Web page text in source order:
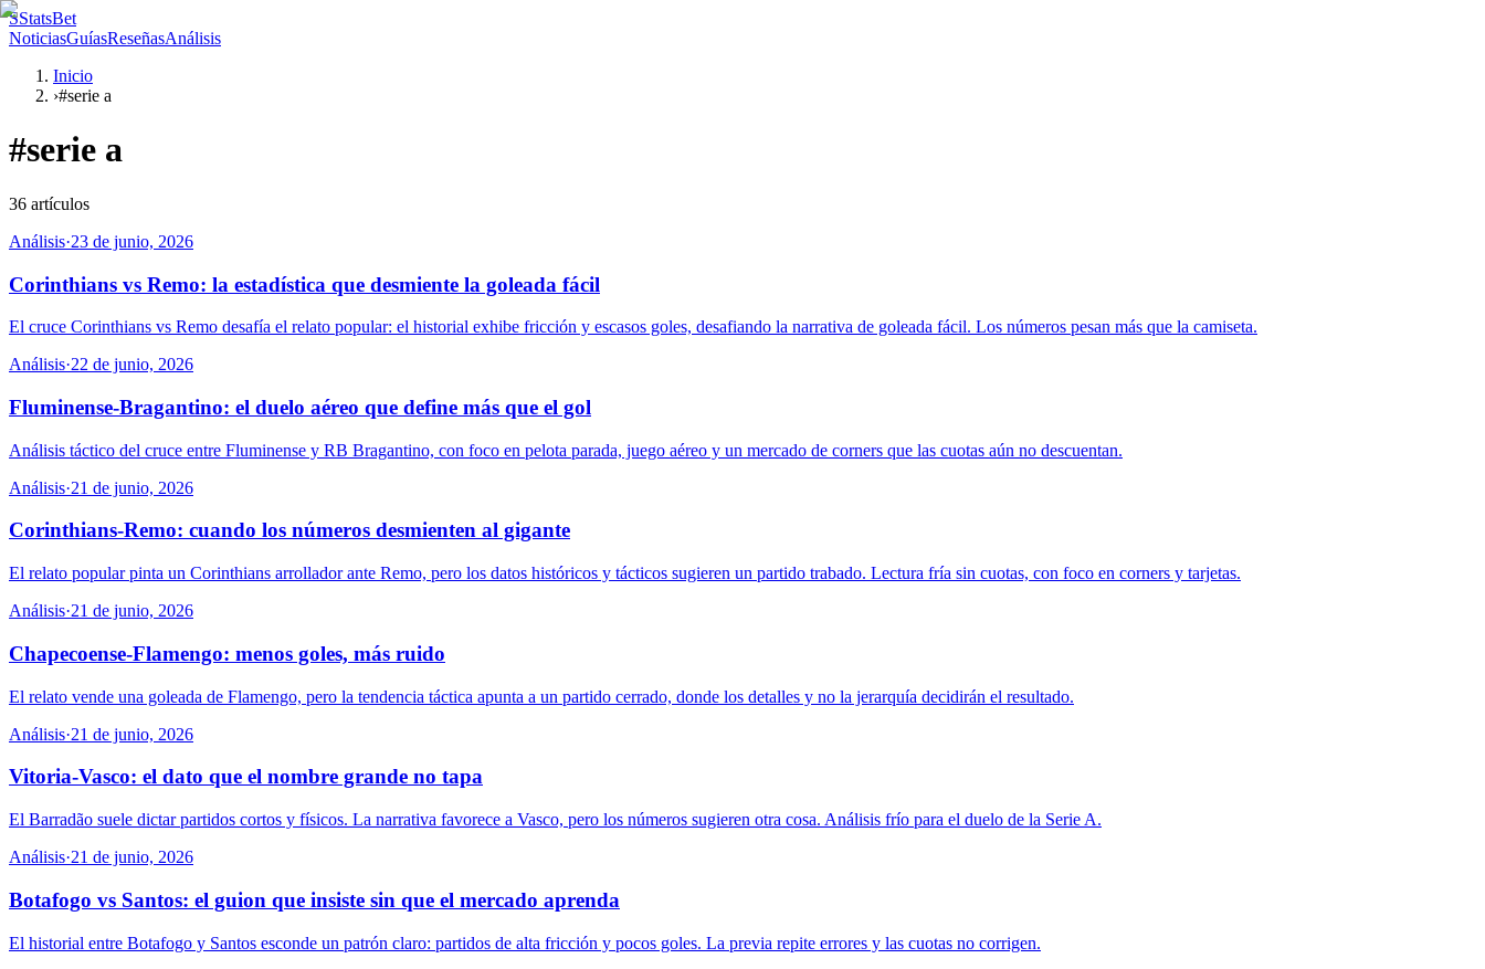
SStatsBet
NoticiasGuíasReseñasAnálisis
Inicio
›#serie a
#serie a
36 artículos
Análisis·23 de junio, 2026
Corinthians vs Remo: la estadística que desmiente la goleada fácil
El cruce Corinthians vs Remo desafía el relato popular: el historial exhibe fricción y escasos goles, desafiando la narrativa de goleada fácil. Los números pesan más que la camiseta.
Análisis·22 de junio, 2026
Fluminense-Bragantino: el duelo aéreo que define más que el gol
Análisis táctico del cruce entre Fluminense y RB Bragantino, con foco en pelota parada, juego aéreo y un mercado de corners que las cuotas aún no descuentan.
Análisis·21 de junio, 2026
Corinthians-Remo: cuando los números desmienten al gigante
El relato popular pinta un Corinthians arrollador ante Remo, pero los datos históricos y tácticos sugieren un partido trabado. Lectura fría sin cuotas, con foco en corners y tarjetas.
Análisis·21 de junio, 2026
Chapecoense-Flamengo: menos goles, más ruido
El relato vende una goleada de Flamengo, pero la tendencia táctica apunta a un partido cerrado, donde los detalles y no la jerarquía decidirán el resultado.
Análisis·21 de junio, 2026
Vitoria-Vasco: el dato que el nombre grande no tapa
El Barradão suele dictar partidos cortos y físicos. La narrativa favorece a Vasco, pero los números sugieren otra cosa. Análisis frío para el duelo de la Serie A.
Análisis·21 de junio, 2026
Botafogo vs Santos: el guion que insiste sin que el mercado aprenda
El historial entre Botafogo y Santos esconde un patrón claro: partidos de alta fricción y pocos goles. La previa repite errores y las cuotas no corrigen.